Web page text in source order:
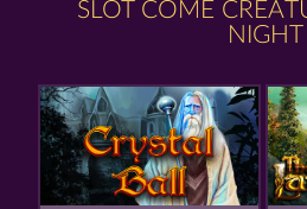
SLOT COME
NIGHT